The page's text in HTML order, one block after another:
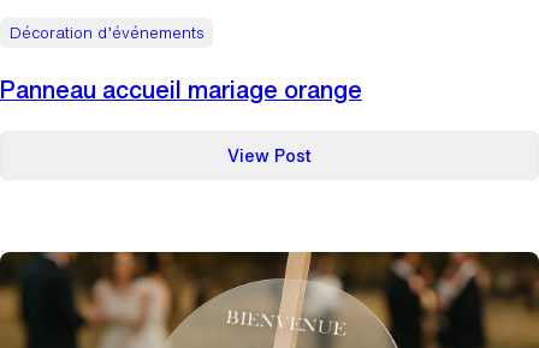
Décoration d’événements
Panneau accueil mariage orange
View Post:
Panneau
orange